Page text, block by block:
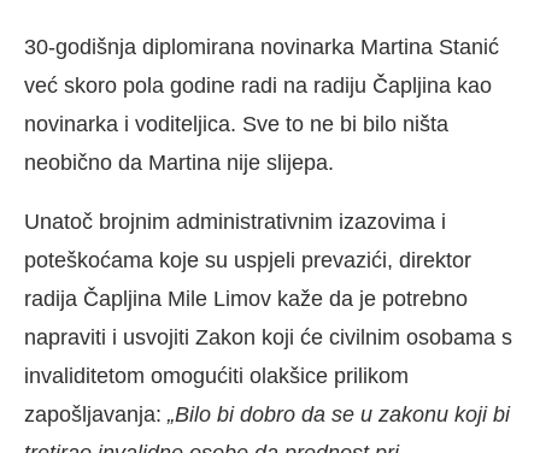
30-godišnja diplomirana novinarka Martina Stanić
već skoro pola godine radi na radiju Čapljina kao
novinarka i voditeljica. Sve to ne bi bilo ništa
neobično da Martina nije slijepa.
Unatoč brojnim administrativnim izazovima i
poteškoćama koje su uspjeli prevazići, direktor
radija Čapljina Mile Limov kaže da je potrebno
napraviti i usvojiti Zakon koji će civilnim osobama s
invaliditetom omogućiti olakšice prilikom
zapošljavanja: „Bilo bi dobro da se u zakonu koji bi